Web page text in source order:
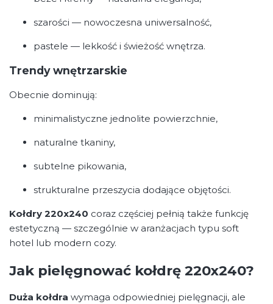
szarości — nowoczesna uniwersalność,
pastele — lekkość i świeżość wnętrza.
Trendy wnętrzarskie
Obecnie dominują:
minimalistyczne jednolite powierzchnie,
naturalne tkaniny,
subtelne pikowania,
strukturalne przeszycia dodające objętości.
Kołdry 220x240 coraz częściej pełnią także funkcję
estetyczną — szczególnie w aranżacjach typu soft
hotel lub modern cozy.
Jak pielęgnować kołdrę 220x240?
Duża kołdra wymaga odpowiedniej pielęgnacji, ale